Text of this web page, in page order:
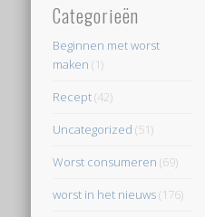
Categorieën
Beginnen met worst
maken (1)
Recept(42)
Uncategorized (51)
Worst consumeren (69)
worst in het nieuws(176)